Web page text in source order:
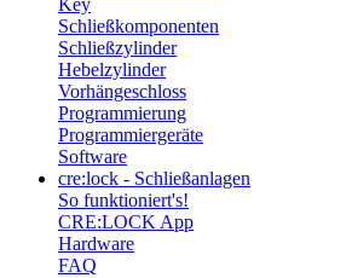
Schließkomponenten
Schließzylinder
Hebelzylinder
Vorhängeschloss
Programmierung
Programmiergeräte
Software
cre:lock - Schließanlagen
So funktioniert's!
CRE:LOCK App
Hardware
FAQ